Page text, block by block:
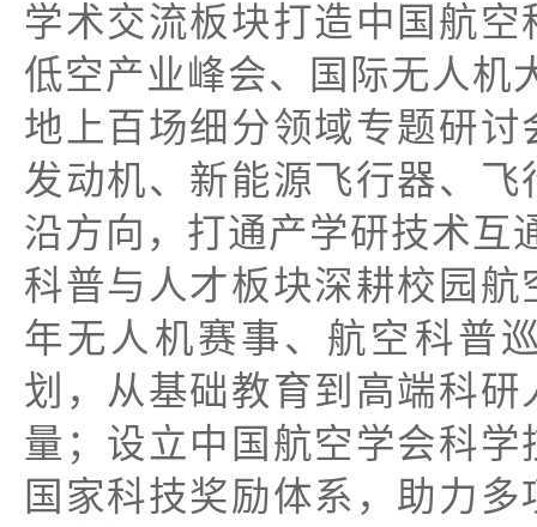
学术交流板块打造中国航
低空产业峰会、国际无人机
地上百场细分领域专题研
发动机、新能源飞行器、
沿方向，打通产学研技术互
科普与人才板块深耕校园
年无人机赛事、航空科普
划，从基础教育到高端科
量；设立中国航空学会科
国家科技奖励体系，助力